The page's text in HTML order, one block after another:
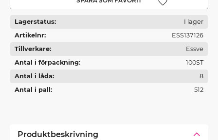
Lägg till i favoriter
Lagerstatus
I lager
Artikelnr
ESS137126
Tillverkare
Essve
Antal i förpackning
100ST
Antal i låda
8
Antal i pall
512
Produktbeskrivning